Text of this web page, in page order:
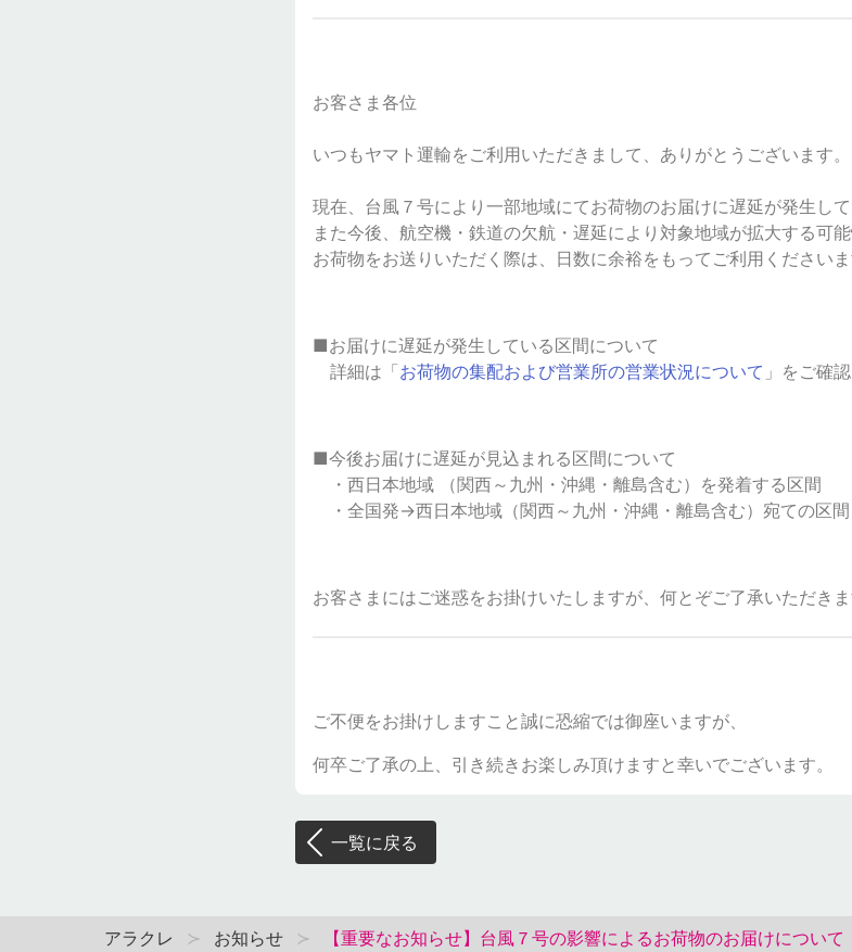
お客さま各位
いつもヤマト運輸をご利用いただきまして、ありがとうございます。
現在、台風７号により一部地域にてお荷物のお届けに遅延が発生して
また今後、航空機・鉄道の欠航・遅延により対象地域が拡大する可能
お荷物をお送りいただく際は、日数に余裕をもってご利用くださいま
■お届けに遅延が発生している区間について
詳細は「お荷物の集配および営業所の営業状況について 」をご確
■今後お届けに遅延が見込まれる区間について
・西日本地域 （関西～九州・沖縄・離島含む）を発着する区間
・全国発→西日本地域（関西～九州・沖縄・離島含む）宛ての区間
お客さまにはご迷惑をお掛けいたしますが、何とぞご了承いただき
ご不便をお掛けしますこと誠に恐縮では御座いますが、
何卒ご了承の上、引き続きお楽しみ頂けますと幸いでございます。
一覧に戻る
アラクレ お知らせ 【重要なお知らせ】台風７号の影響によるお荷物のお届けについ